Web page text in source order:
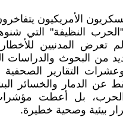
الأمريكيون
النظيفة" التي
من البحوث والدراسات
التقارير الصحفية
الدمار والخسائر
الحرب، بل أعطت
بيئية وصحية خطيرة.